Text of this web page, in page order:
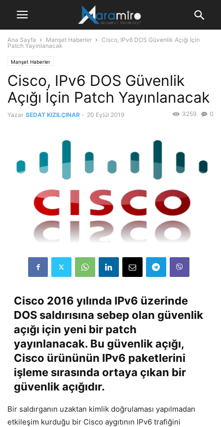
Ana Sayfa Manşet Haberler
Cisco, IPv6 DOS Güvenlik Açığı İçin
Patch Yayınlanacak
Manşet Haberler
Cisco, IPv6 DOS Güvenlik
Açığı İçin Patch Yayınlanacak
Yazar SEDAT KIZILÇINAR - 20 Eylül 2019 0
3259
Cisco 2016 yılında IPv6 üzerinde
DOS saldırısına sebep olan güvenlik
açığı için yeni bir patch
yayınlanacak. Bu güvenlik açığı,
Cisco ürününün IPv6 paketlerini
işleme sırasında ortaya çıkan bir
güvenlik açığıdır.
Bir saldırganın uzaktan kimlik doğrulaması yapılmadan
etkileşim kurduğu bir Cisco aygıtının IPv6 trafiğini